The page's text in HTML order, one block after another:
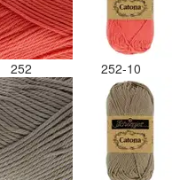
252 252-10